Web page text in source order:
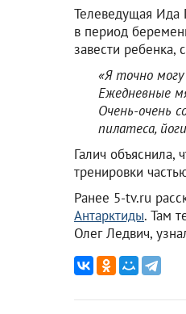
Телеведущая Ида
в период
завести ребенка,
«Я точно
Ежедневные
Очень-очень
пилатеса,
Галич объяснила,
тренировки
Ранее 5-tv.ru
Антарктиды. Там
Олег Ледвич,